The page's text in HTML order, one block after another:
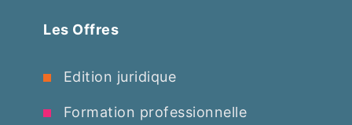
Les Offres
Edition juridique
Formation professionnelle